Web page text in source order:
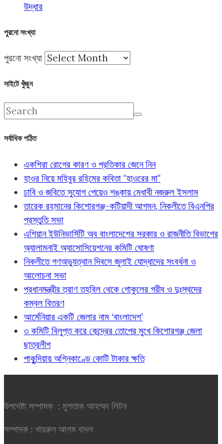
উদ্ধার
পুরনো সংখ্যা
পুরনো সংখ্যা
সাইটে খুঁজুন
সর্বাধিক পঠিত
একশিরা রোগের কারণ ও প্রতিকার জেনে নিন
হাওর নিয়ে মহিবুর রহিমের কবিতা "হাওরের মা"
ঢাবি ও জবিতে সুযোগ পেয়েও শঙ্কায় মেধাবী নজরুল ইসলাম
তারেক রহমানের কিশোরগঞ্জ-কটিয়াদী আগমন, নিকলীতে বিএনপির
প্রস্তুতি সভা
এশিয়ান ইউনিভার্সিটি অব বাংলাদেশের সরকার ও রাজনীতি বিভাগের
অ্যালামনাই অ্যাসোসিয়েশনের কমিটি ঘোষণা
নিকলীতে গণঅভ্যুত্থান দিবসে জুলাই যোদ্ধাদের সংবর্ধনা ও
আলোচনা সভা
প্রধানমন্ত্রীর ত্রাণ তহবিল থেকে গোকুলের গরীব ও দুঃস্থদের
কম্বল বিতরণ
আর্মেনিয়ার একটি জেলার নাম ‘বাংলাদেশ’
৩ কমিটি বিলুপ্ত করে কেন্দ্রের তোপের মুখে কিশোরগঞ্জ জেলা
ছাত্রলীগ
পাকুন্দিয়ায় অগ্নিকাণ্ডে কোটি টাকার ক্ষতি
উপদেষ্টা সম্পাদক : মুশতাক আহম্মদ লিটন
সম্পাদক : খায়রুল আলম বাদল